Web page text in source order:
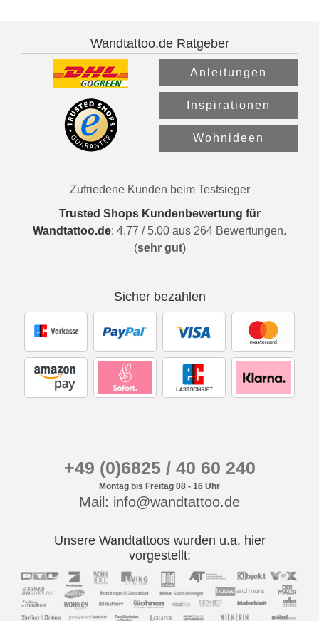
Wandtattoo.de Ratgeber
Anleitungen
Inspirationen
Wohnideen
Zufriedene Kunden beim Testsieger
Trusted Shops Kundenbewertung für
Wandtattoo.de: 4.77 / 5.00 aus 264 Bewertungen.
(sehr gut)
Sicher bezahlen
+49 (0)6825 / 40 60 240
Montag bis Freitag 08 - 16 Uhr
Mail: info@wandtattoo.de
Unsere Wandtattoos wurden u.a. hier
vorgestellt: